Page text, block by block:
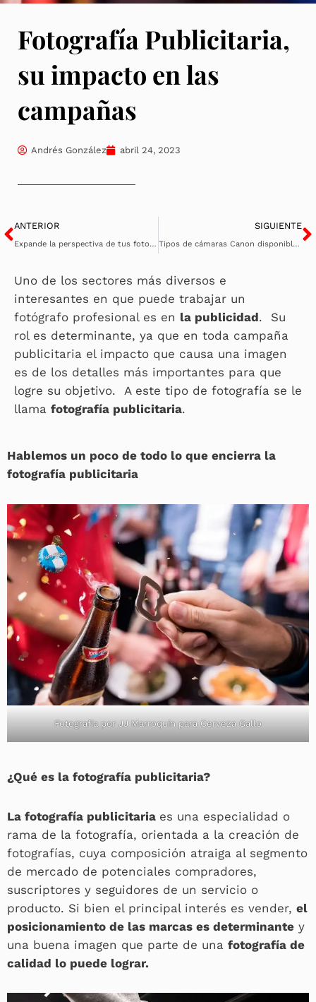
Fotografía Publicitaria,
su impacto en las
campañas
Andrés González abril 24, 2023
Ant
ANTERIOR
Expande la perspectiva de tus fotos al usar óptica de gran angular
SIGUIENTE
Tipos de cámaras Canon disponibles en el mercado
Uno de los sectores más diversos e
interesantes en que puede trabajar un
fotógrafo profesional es en la publicidad. Su
rol es determinante, ya que en toda campaña
publicitaria el impacto que causa una imagen
es de los detalles más importantes para que
logre su objetivo. A este tipo de fotografía se le
llama fotografía publicitaria.
Hablemos un poco de todo lo que encierra la
fotografía publicitaria
Fotografía porJJ Marroquín para Cerveza Gallo
¿Qué es la fotografía publicitaria?
La fotografía publicitaria es una especialidad o
rama de la fotografía, orientada a la creación de
fotografías, cuya composición atraiga al segmento
de mercado de potenciales compradores,
suscriptores y seguidores de un servicio o
producto. Si bien el principal interés es vender, el
posicionamiento de las marcas es determinante y
una buena imagen que parte de una fotografía de
calidad lo puede lograr.